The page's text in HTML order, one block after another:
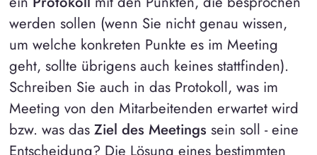
werden sollen (wenn Sie nicht genau wissen,
um welche konkreten Punkte es im Meeting
geht, sollte übrigens auch keines stattfinden).
Schreiben Sie auch in das Protokoll, was im
Meeting von den Mitarbeitenden erwartet wird
bzw. was das Ziel des Meetings sein soll - eine